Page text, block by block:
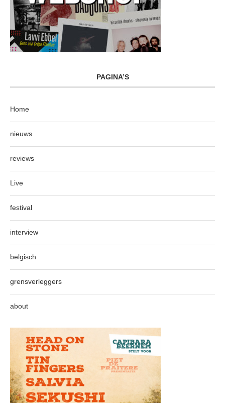
PAGINA’S
Home
nieuws
reviews
Live
festival
interview
belgisch
grensverleggers
about